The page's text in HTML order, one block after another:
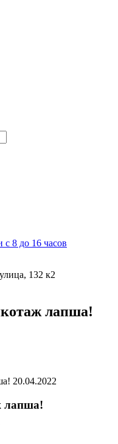
с 8 до 16 часов
132 к2
лапша!
20.04.2022
лапша!